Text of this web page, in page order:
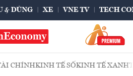
& DÙNG XE VNE TV TECH
CHÍNHKINH TẾ SỐKINH TẾ XANH